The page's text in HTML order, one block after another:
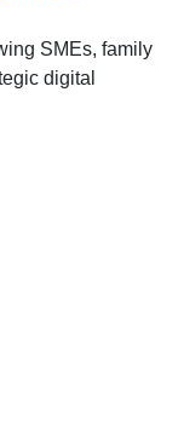
SMEs, family
digital